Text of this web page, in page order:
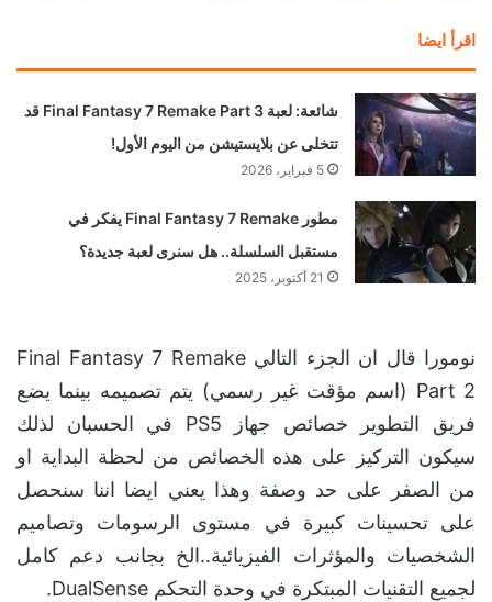
اقرأ ايضا
شائعة: لعبة Final Fantasy 7 Remake Part 3 قد
تتخلى عن بلايستيشن من اليوم الأول!
5 فبراير، 2026
مطور Final Fantasy 7 Remake يفكر في
مستقبل السلسلة.. هل سنرى لعبة جديدة؟
21 أكتوبر، 2025
نومورا قال ان الجزء التالي Final Fantasy 7 Remake
Part 2 (اسم مؤقت غير رسمي) يتم تصميمه بينما يضع
فريق التطوير خصائص جهاز PS5 في الحسبان لذلك
سيكون التركيز على هذه الخصائص من لحظة البداية او
من الصفر على حد وصفة وهذا يعني ايضا اننا سنحصل
على تحسينات كبيرة في مستوى الرسومات وتصاميم
الشخصيات والمؤثرات الفيزيائية..الخ بجانب دعم كامل
لجميع التقنيات المبتكرة في وحدة التحكم DualSense.